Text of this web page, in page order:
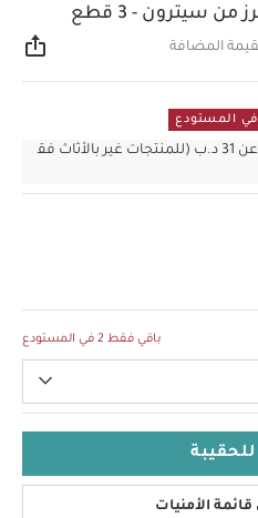
سيترون - 3 قطع
المضافة
شحن مجاني للطلبات التي تزيد عن 31 د.ب (للمنتجات غير بالأثاث فق
باقي فقط 2 في المستودع
الأمنيات